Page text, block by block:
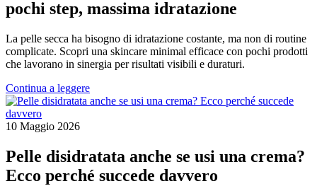
pochi step, massima idratazione
La pelle secca ha bisogno di idratazione costante, ma non di routine
complicate. Scopri una skincare minimal efficace con pochi prodotti
che lavorano in sinergia per risultati visibili e duraturi.
Continua a leggere
10 Maggio 2026
Pelle disidratata anche se usi una crema?
Ecco perché succede davvero